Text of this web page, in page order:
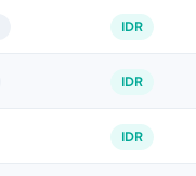
IDR
IDR
IDR